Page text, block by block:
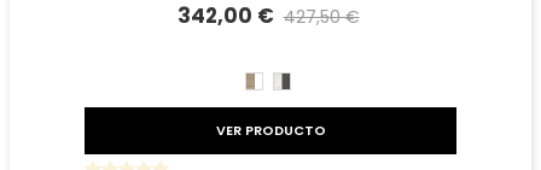
342,00 € 427,50 €
CAMBRIAN/BLANCO
TIBET
VER PRODUCTO